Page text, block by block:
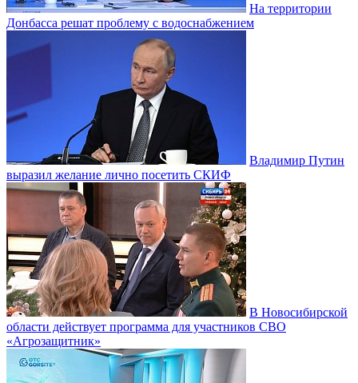
На территории
Донбасса решат проблему с водоснабжением
Владимир Путин
выразил желание лично посетить СКИФ
В Новосибирской
области действует программа для участников СВО
«Агрозащитник»